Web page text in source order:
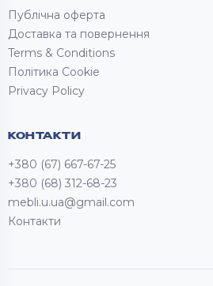
Публічна оферта
Доставка та повернення
Terms & Conditions
Політика Cookie
Privacy Policy
КОНТАКТИ
+380 (67) 667-67-25
+380 (68) 312-68-23
mebli.u.ua@gmail.com
Контакти